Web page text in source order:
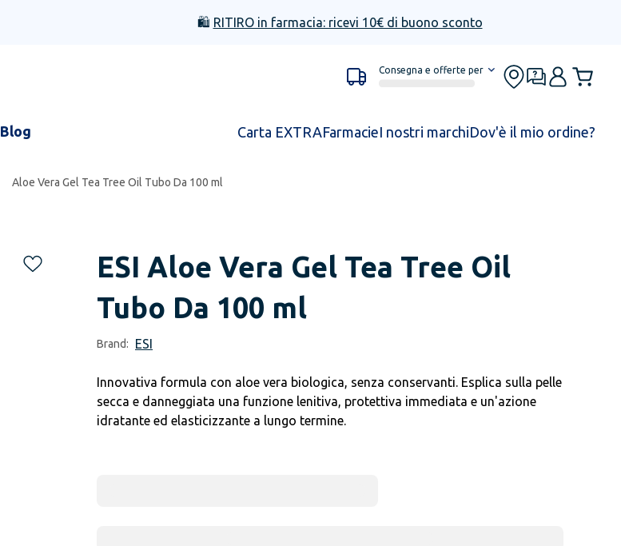
🛍️ RITIRO in farmacia: ricevi 10€ di buono sconto
Consegna e offerte per
Blog Carta EXTRAFarmacieI nostri marchiDov'è il mio ordine?
Aloe Vera Gel Tea Tree Oil Tubo Da 100 ml
ESI Aloe Vera Gel Tea Tree Oil
Tubo Da 100 ml
Brand: ESI
Innovativa formula con aloe vera biologica, senza conservanti. Esplica sulla pelle
secca e danneggiata una funzione lenitiva, protettiva immediata e un'azione
idratante ed elasticizzante a lungo termine.